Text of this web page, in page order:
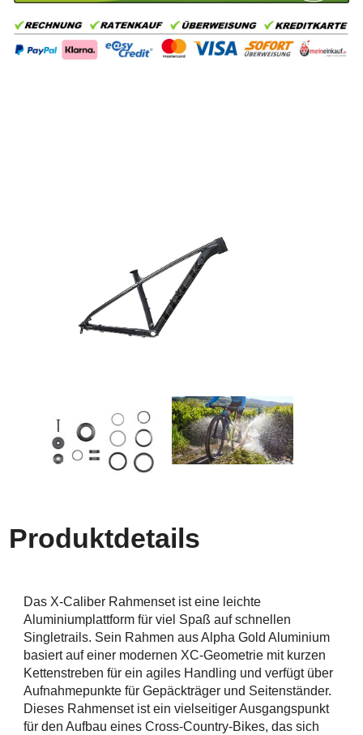
Produktdetails
Das X-Caliber Rahmenset ist eine leichte
Aluminiumplattform für viel Spaß auf schnellen
Singletrails. Sein Rahmen aus Alpha Gold Aluminium
basiert auf einer modernen XC-Geometrie mit kurzen
Kettenstreben für ein agiles Handling und verfügt über
Aufnahmepunkte für Gepäckträger und Seitenständer.
Dieses Rahmenset ist ein vielseitiger Ausgangspunkt
für den Aufbau eines Cross-Country-Bikes, das sich